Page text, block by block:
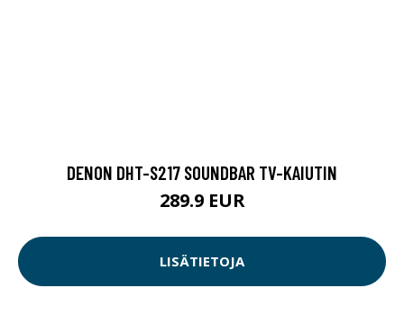
DENON DHT-S217 SOUNDBAR TV-KAIUTIN
289.9 EUR
LISÄTIETOJA